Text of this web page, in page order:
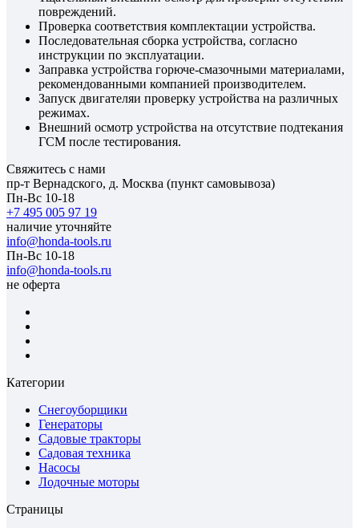
повреждений.
Проверка соответствия комплектации устройства.
Последовательная сборка устройства, согласно
инструкции по эксплуатации.
Заправка устройства горюче-смазочными материалами,
рекомендованными компанией производителем.
Запуск двигателяи проверку устройства на различных
режимах.
Внешний осмотр устройства на отсутствие подтекания
ГСМ после тестирования.
Свяжитесь с нами
пр-т Вернадского, д. Москва (пункт самовывоза)
Пн-Вс 10-18
+7 495 005 97 19
наличие уточняйте
info@honda-tools.ru
Пн-Вс 10-18
info@honda-tools.ru
не оферта
Категории
Снегоуборщики
Генераторы
Садовые тракторы
Садовая техника
Насосы
Лодочные моторы
Страницы